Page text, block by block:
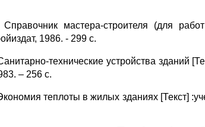
Справочник мастера-строителя (для
1986. - 299 с.
технические устройства зданий
– 256 с.
теплоты в жилых зданиях [Текст]